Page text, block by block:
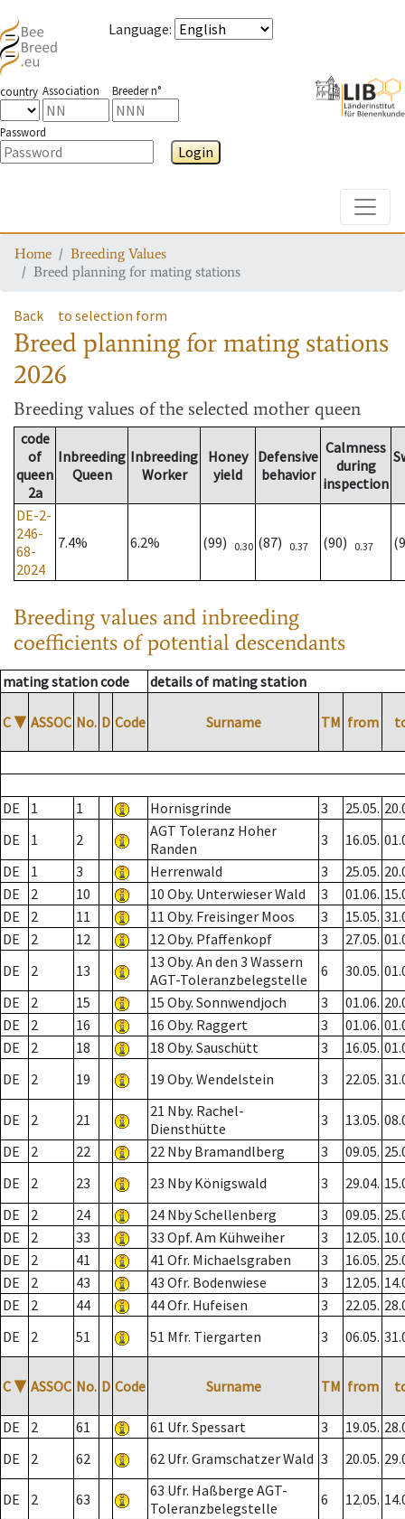
Language:
country Association Breeder n°
Password
Login
Home
Breeding Values
Breed planning for mating stations
Back to selection form
Breed planning for mating stations
2026
Breeding values of the selected mother queen
code
of
queen
2a
Inbreeding
Queen
Inbreeding
Worker
Honey
yield
Defensive
behavior
Calmness
during
inspection
DE-2-
246-
68-
2024
7.4% 6.2% (99) 0.30 (87) 0.37 (90) 0.37
Breeding values and inbreeding
coefficients of potential descendants
mating station code details of mating station
C ▼ ASSOC No. D Code Surname TM from
DE 1 1 Hornisgrinde 3 25.05.
DE
1 2
AGT Toleranz Hoher
Randen
3 16.05.
DE
1 3 Herrenwald 3 25.05.
DE
2 10 10 Oby. Unterwieser Wald 3 01.06.
DE
2 11 11 Oby. Freisinger Moos 3 15.05.
DE
2 12 12 Oby. Pfaffenkopf 3 27.05.
DE
2 13
13 Oby. An den 3 Wassern
AGT-Toleranzbelegstelle
6 30.05.
DE
2 15 15 Oby. Sonnwendjoch 3 01.06.
DE
2 16 16 Oby. Raggert 3 01.06.
DE
2 18 18 Oby. Sauschütt 3 16.05.
DE
2 19 19 Oby. Wendelstein 3 22.05.
DE 2 21
21 Nby. Rachel-
Diensthütte
3 13.05.
DE
2 22 22 Nby Bramandlberg 3 09.05.
DE
2 23 23 Nby Königswald 3 29.04.
DE
2 24 24 Nby Schellenberg 3 09.05.
DE
2 33 33 Opf. Am Kühweiher 3 12.05.
DE
2 41 41 Ofr. Michaelsgraben 3 16.05.
DE
2 43 43 Ofr. Bodenwiese 3 12.05.
DE
2 44 44 Ofr. Hufeisen 3 22.05.
DE
2 51 51 Mfr. Tiergarten 3 06.05.
C ▼ ASSOC No. D Code Surname TM from
DE 2 61 61 Ufr. Spessart 3 19.05.
DE
2 62 62 Ufr. Gramschatzer Wald 3 20.05.
DE 2 63
63 Ufr. Haßberge AGT-
Toleranzbelegstelle
6 12.05.